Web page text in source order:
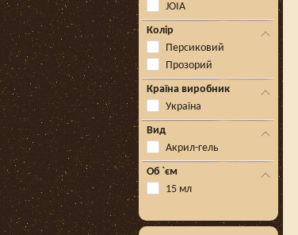
JOIA
Колір
Персиковий
Прозорий
Країна виробник
Україна
Вид
Акрил-гель
Об `єм
15 мл